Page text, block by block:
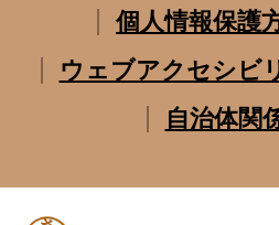
個人情報保護
ウェブアクセシビ
自治体関